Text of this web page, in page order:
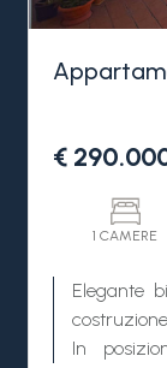
€
1 CAMERE
Elegante
In